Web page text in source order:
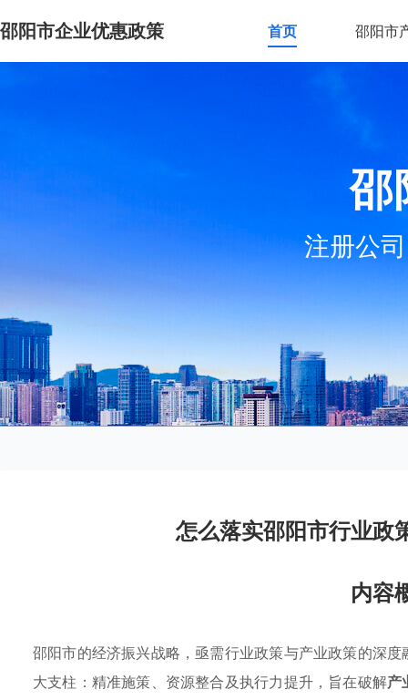
邵阳市企业优惠政策 首页 邵阳市
邵
注册公
怎么落实邵阳市行业政
内容
邵阳市的经济振兴战略，亟需行业政策与产业政策的深
大支柱：精准施策、资源整合及执行力提升，旨在破解产